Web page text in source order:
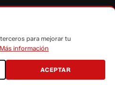
los contenidos de Vistazo.com.
para mejorar tu
Más información
ACEPTAR